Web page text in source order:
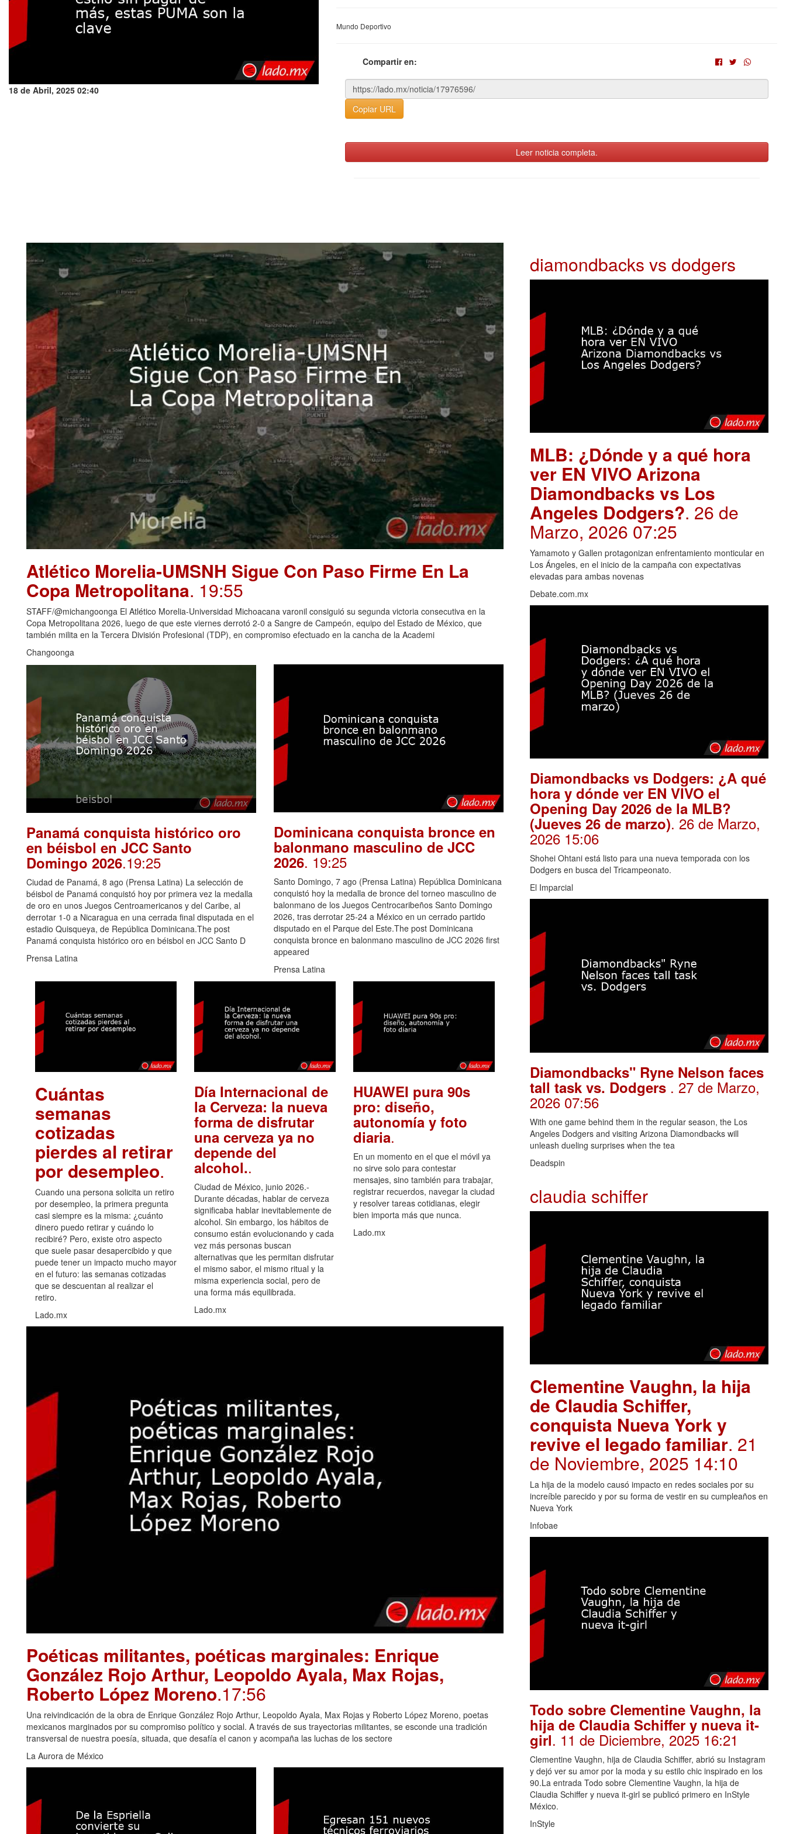
18 de Abril, 2025 02:40
Mundo Deportivo
Compartir en:
Copiar URL
Leer noticia completa.
Atlético Morelia-UMSNH Sigue Con Paso Firme En La
Copa Metropolitana. 19:55
STAFF/@michangoonga El Atlético Morelia-Universidad Michoacana varonil consiguió su segunda victoria consecutiva en la
Copa Metropolitana 2026, luego de que este viernes derrotó 2-0 a Sangre de Campeón, equipo del Estado de México, que
también milita en la Tercera División Profesional (TDP), en compromiso efectuado en la cancha de la Academi
Changoonga
Panamá conquista histórico oro
en béisbol en JCC Santo
Domingo 2026.19:25
Ciudad de Panamá, 8 ago (Prensa Latina) La selección de
béisbol de Panamá conquistó hoy por primera vez la medalla
de oro en unos Juegos Centroamericanos y del Caribe, al
derrotar 1-0 a Nicaragua en una cerrada final disputada en el
estadio Quisqueya, de República Dominicana.The post
Panamá conquista histórico oro en béisbol en JCC Santo D
Prensa Latina
Dominicana conquista bronce en
balonmano masculino de JCC
2026. 19:25
Santo Domingo, 7 ago (Prensa Latina) República Dominicana
conquistó hoy la medalla de bronce del torneo masculino de
balonmano de los Juegos Centrocaribeños Santo Domingo
2026, tras derrotar 25-24 a México en un cerrado partido
disputado en el Parque del Este.The post Dominicana
conquista bronce en balonmano masculino de JCC 2026 first
appeared
Prensa Latina
Cuántas
semanas
cotizadas
pierdes al retirar
por desempleo.
Cuando una persona solicita un retiro
por desempleo, la primera pregunta
casi siempre es la misma: ¿cuánto
dinero puedo retirar y cuándo lo
recibiré? Pero, existe otro aspecto
que suele pasar desapercibido y que
puede tener un impacto mucho mayor
en el futuro: las semanas cotizadas
que se descuentan al realizar el
retiro.
Lado.mx
Día Internacional de
la Cerveza: la nueva
forma de disfrutar
una cerveza ya no
depende del
alcohol..
Ciudad de México, junio 2026.-
Durante décadas, hablar de cerveza
significaba hablar inevitablemente de
alcohol. Sin embargo, los hábitos de
consumo están evolucionando y cada
vez más personas buscan
alternativas que les permitan disfrutar
el mismo sabor, el mismo ritual y la
misma experiencia social, pero de
una forma más equilibrada.
Lado.mx
HUAWEI pura 90s
pro: diseño,
autonomía y foto
diaria.
En un momento en el que el móvil ya
no sirve solo para contestar
mensajes, sino también para trabajar,
registrar recuerdos, navegar la ciudad
y resolver tareas cotidianas, elegir
bien importa más que nunca.
Lado.mx
Poéticas militantes, poéticas marginales: Enrique
González Rojo Arthur, Leopoldo Ayala, Max Rojas,
Roberto López Moreno.17:56
Una reivindicación de la obra de Enrique González Rojo Arthur, Leopoldo Ayala, Max Rojas y Roberto López Moreno, poetas
mexicanos marginados por su compromiso político y social. A través de sus trayectorias militantes, se esconde una tradición
transversal de nuestra poesía, situada, que desafía el canon y acompaña las luchas de los sectore
La Aurora de México
diamondbacks vs dodgers
MLB: ¿Dónde y a qué hora
ver EN VIVO Arizona
Diamondbacks vs Los
Angeles Dodgers?. 26 de
Marzo, 2026 07:25
Yamamoto y Gallen protagonizan enfrentamiento monticular en
Los Ángeles, en el inicio de la campaña con expectativas
elevadas para ambas novenas
Debate.com.mx
Diamondbacks vs Dodgers: ¿A qué
hora y dónde ver EN VIVO el
Opening Day 2026 de la MLB?
(Jueves 26 de marzo). 26 de Marzo,
2026 15:06
Shohei Ohtani está listo para una nueva temporada con los
Dodgers en busca del Tricampeonato.
El Imparcial
Diamondbacks" Ryne Nelson faces
tall task vs. Dodgers . 27 de Marzo,
2026 07:56
With one game behind them in the regular season, the Los
Angeles Dodgers and visiting Arizona Diamondbacks will
unleash dueling surprises when the tea
Deadspin
claudia schiffer
Clementine Vaughn, la hija
de Claudia Schiffer,
conquista Nueva York y
revive el legado familiar. 21
de Noviembre, 2025 14:10
La hija de la modelo causó impacto en redes sociales por su
increíble parecido y por su forma de vestir en su cumpleaños en
Nueva York
Infobae
Todo sobre Clementine Vaughn, la
hija de Claudia Schiffer y nueva it-
girl. 11 de Diciembre, 2025 16:21
Clementine Vaughn, hija de Claudia Schiffer, abrió su Instagram
y dejó ver su amor por la moda y su estilo chic inspirado en los
90.La entrada Todo sobre Clementine Vaughn, la hija de
Claudia Schiffer y nueva it-girl se publicó primero en InStyle
México.
InStyle